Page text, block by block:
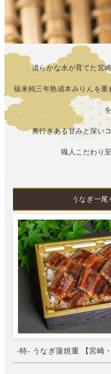
清らかな水が育てた宮
福来純三年熟成本みりんを重
奥行きある甘みと深い
職人こだわり
うなぎ一尾
-特- うなぎ蒲焼重 【宮崎